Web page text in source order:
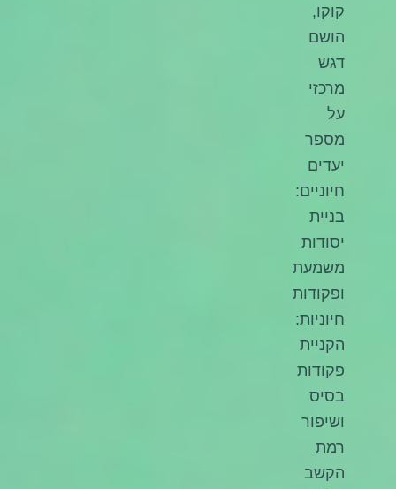
קוקו,
הושם
דגש
מרכזי
על
מספר
יעדים
חיוניים:
בניית
יסודות
משמעת
ופקודות
חיוניות:
הקניית
פקודות
בסיס
ושיפור
רמת
הקשב